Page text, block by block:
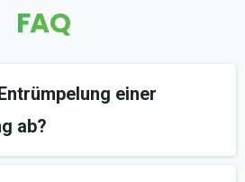
FAQ
einer
ab?